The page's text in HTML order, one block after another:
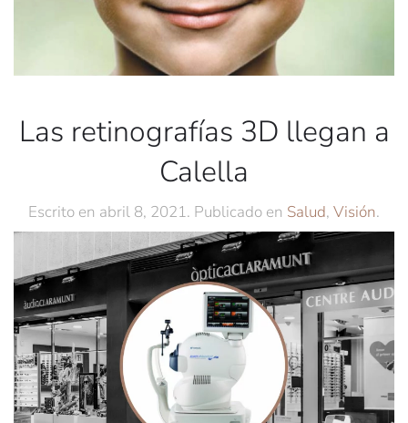
Las retinografías 3D llegan a
Calella
Escrito en abril 8, 2021. Publicado en Salud, Visión.